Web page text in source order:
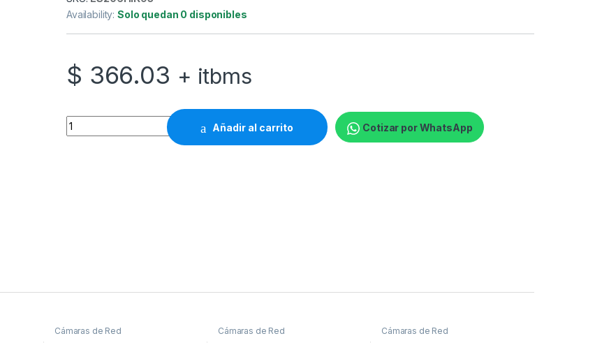
Availability:Solo quedan 0 disponibles
$ 366.03 + itbms
Hikvision - Network surveillance camera - Fixed dome - Indoor / Outdoor - High quality imagin quantity
Añadir al carrito Cotizar por WhatsApp
Cámaras de Red Cámaras de Red Cámaras de Red